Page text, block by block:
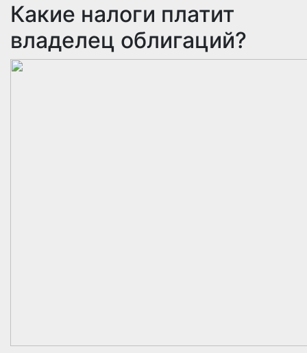
Какие налоги платит
владелец облигаций?